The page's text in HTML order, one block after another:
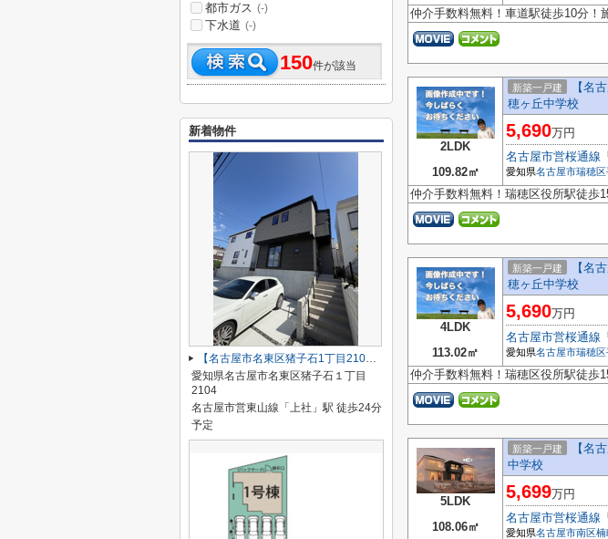
仲介手数料無料！車道駅徒歩10分！
2LDK
109.82㎡
新築一戸建
【名
穂ヶ丘中学校
5,690万円
名古屋市営桜通線 「
愛知県名古屋市瑞穂区
仲介手数料無料！瑞穂区役所駅徒歩
4LDK
113.02㎡
新築一戸建
【名
穂ヶ丘中学校
5,690万円
名古屋市営桜通線 「
愛知県名古屋市瑞穂区
仲介手数料無料！瑞穂区役所駅徒歩
5LDK
108.06㎡
新築一戸建
【名
中学校
5,699万円
名古屋市営桜通線 「
愛知県名古屋市南区楠
都市ガス (-)
下水道 (-)
150件が該当
新着物件
【名古屋市名東区猪子石1丁目2104新築戸建2号棟】✨️仲介手数料無料✨️猪子石小学校・猪高中学校
愛知県名古屋市名東区猪子石１丁目
2104
名古屋市営東山線「上社」駅 徒歩24分
予定